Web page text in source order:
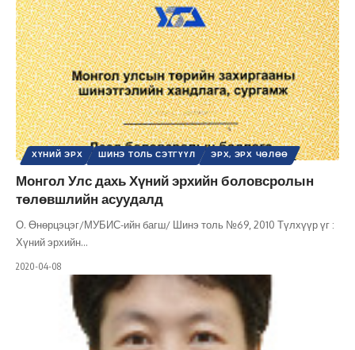
ХҮНИЙ ЭРХ ШИНЭ ТОЛЬ СЭТГҮҮЛ ЭРХ, ЭРХ ЧӨЛӨӨ
Монгол Улс дахь Хүний эрхийн боловсролын
төлөвшлийн асуудалд
О. Өнөрцэцэг/МУБИС-ийн багш/ Шинэ толь №69, 2010 Түлхүүр үг :
Хүний эрхийн…
2020-04-08